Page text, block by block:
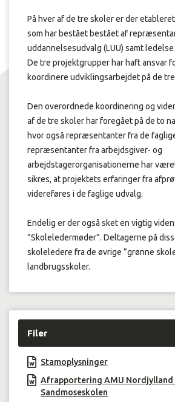
På hver af de tre skoler er der
som har bestået bestået af
uddannelsesudvalg (LUU) samt
De tre projektgrupper har haft ansvar
koordinere udviklingsarbejdet på de
Den overordnede koordinering og
af de tre skoler har foregået på de to
hvor også repræsentanter fra de
repræsentanter fra arbejdsgiver- og
arbejdstagerorganisationerne har
sikres, at projektets erfaringer fra
videreføres i de faglige udvalg.
Endelig er der også sket en vigtig
”Skoleledermøder”. Deltagerne på
skoleledere fra de øvrige ”grønne
landbrugsskoler.
Filer
Stamoplysninger
Afrapportering AMU Nordjylland
Sandmoseskolen